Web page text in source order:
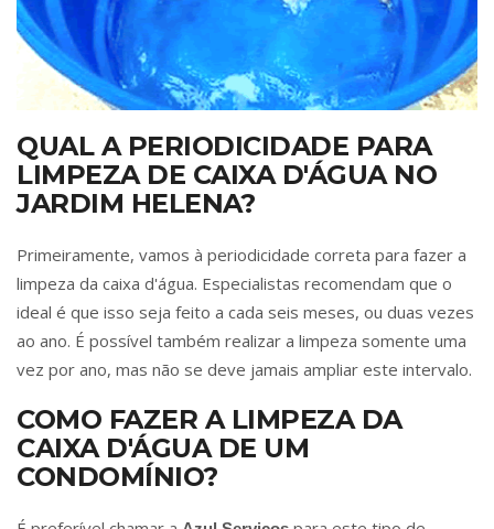
QUAL A PERIODICIDADE PARA
LIMPEZA DE CAIXA D'ÁGUA NO
JARDIM HELENA?
Primeiramente, vamos à periodicidade correta para fazer a
limpeza da caixa d'água. Especialistas recomendam que o
ideal é que isso seja feito a cada seis meses, ou duas vezes
ao ano. É possível também realizar a limpeza somente uma
vez por ano, mas não se deve jamais ampliar este intervalo.
COMO FAZER A LIMPEZA DA
CAIXA D'ÁGUA DE UM
CONDOMÍNIO?